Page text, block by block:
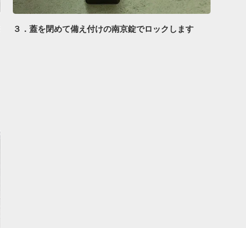
３．蓋を閉めて備え付けの南京錠でロックします